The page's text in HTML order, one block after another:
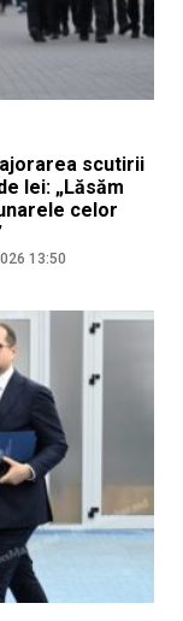
scutirii
lei: „Lăsăm
celor
13:50